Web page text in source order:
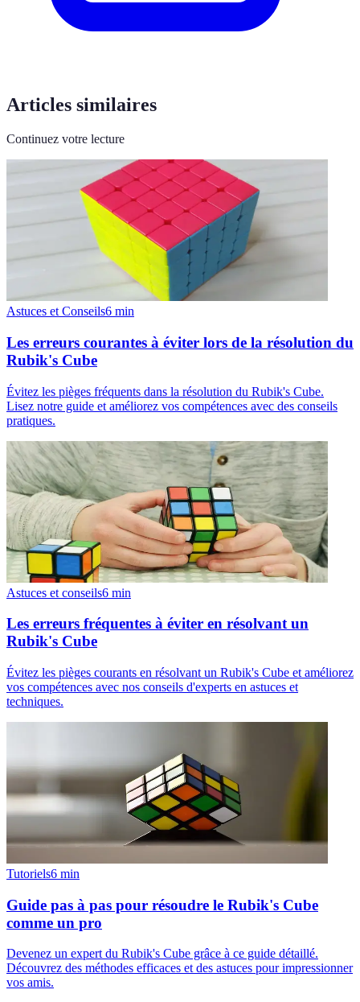
Articles similaires
Continuez votre lecture
Astuces et Conseils6 min
Les erreurs courantes à éviter lors de la résolution du
Rubik's Cube
Évitez les pièges fréquents dans la résolution du Rubik's Cube.
Lisez notre guide et améliorez vos compétences avec des conseils
pratiques.
Astuces et conseils6 min
Les erreurs fréquentes à éviter en résolvant un
Rubik's Cube
Évitez les pièges courants en résolvant un Rubik's Cube et améliorez
vos compétences avec nos conseils d'experts en astuces et
techniques.
Tutoriels6 min
Guide pas à pas pour résoudre le Rubik's Cube
comme un pro
Devenez un expert du Rubik's Cube grâce à ce guide détaillé.
Découvrez des méthodes efficaces et des astuces pour impressionner
vos amis.